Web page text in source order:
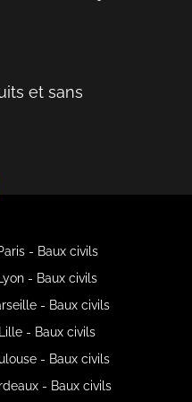
et sans
- Baux civils
- Baux civils
- Baux civils
- Baux civils
- Baux civils
- Baux civils